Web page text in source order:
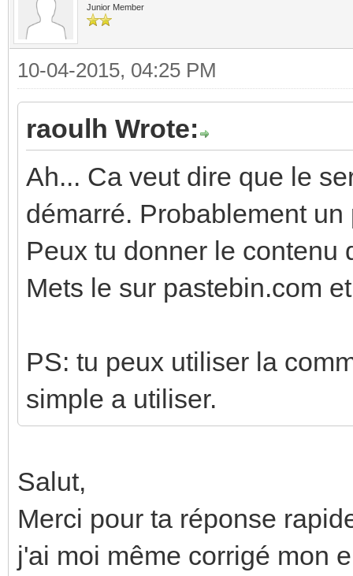
Junior Member
10-04-2015, 04:25 PM
raoulh Wrote:
Ah... Ca veut dire que le
démarré. Probablement
Peux tu donner le contenu
Mets le sur pastebin.com
PS: tu peux utiliser la
simple a utiliser.
Salut,
Merci pour ta réponse
j'ai moi même corrigé mon